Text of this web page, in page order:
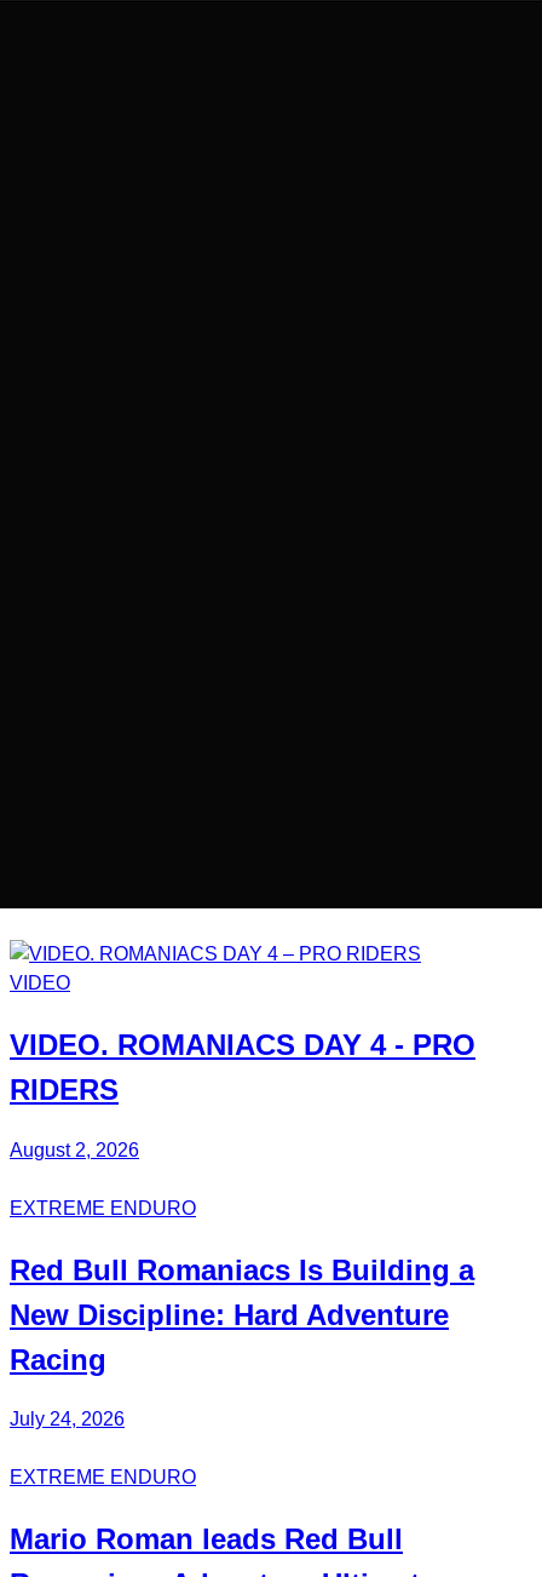
VIDEO
VIDEO. ROMANIACS DAY 4- PRO
RIDERS
August 2, 2026
EXTREME ENDURO
Red Bull Romaniacs Is Building a
New Discipline: Hard Adventure
Racing
July 24, 2026
EXTREME ENDURO
Mario Roman leads Red Bull